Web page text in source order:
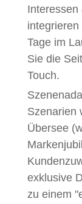
Interessen
Tage im
Sie die
Touch.
Szenarien
Übersee
exklusive
zu einem